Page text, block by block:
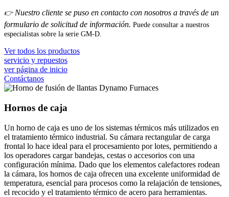
👉 Nuestro cliente se puso en contacto con nosotros a través de un
formulario de solicitud de información. Puede consultar a nuestros
especialistas sobre la serie GM-D.
Ver todos los productos
servicio y repuestos
ver página de inicio
Contáctanos
Hornos de caja
Un horno de caja es uno de los sistemas térmicos más utilizados en
el tratamiento térmico industrial. Su cámara rectangular de carga
frontal lo hace ideal para el procesamiento por lotes, permitiendo a
los operadores cargar bandejas, cestas o accesorios con una
configuración mínima. Dado que los elementos calefactores rodean
la cámara, los hornos de caja ofrecen una excelente uniformidad de
temperatura, esencial para procesos como la relajación de tensiones,
el recocido y el tratamiento térmico de acero para herramientas.